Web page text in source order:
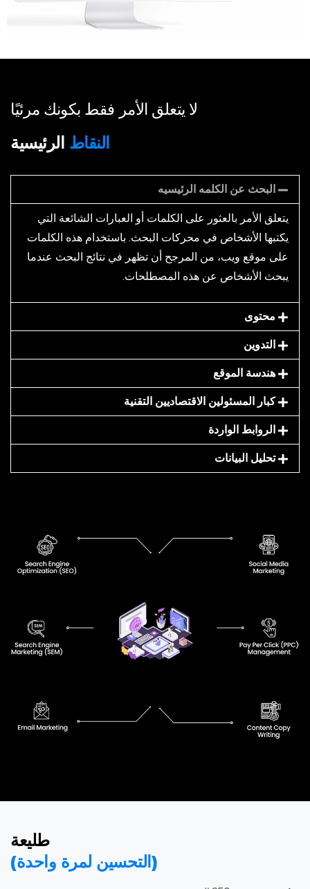
لا يتعلق الأمر فقط بكونك مرئيًا
النقاط الرئيسية
البحث عن الكلمه الرئيسيه
يتعلق الأمر بالعثور على الكلمات أو العبارات الشائعة التي
يكتبها الأشخاص في محركات البحث. باستخدام هذه الكلمات
على موقع ويب، من المرجح أن تظهر في نتائج البحث عندما
يبحث الأشخاص عن هذه المصطلحات.
محتوى
التدوين
هندسة الموقع
كبار المسئولين الاقتصاديين التقنية
الروابط الواردة
تحليل البيانات
طليعة
(التحسين لمرة واحدة)